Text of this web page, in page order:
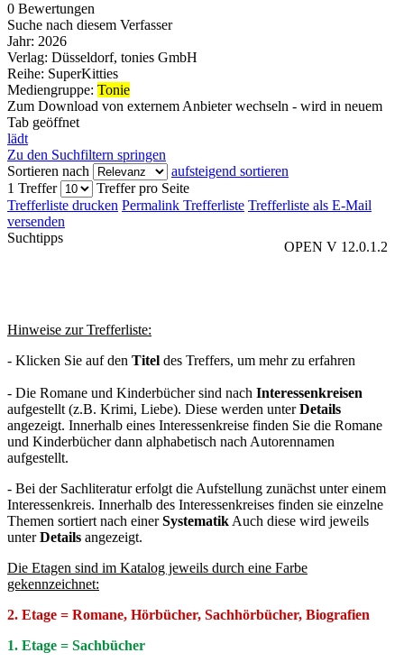
0 Bewertungen
Suche nach diesem Verfasser
Jahr: 2026
Verlag: Düsseldorf, tonies GmbH
Reihe: SuperKitties
Mediengruppe: Tonie
Zum Download von externem Anbieter wechseln - wird in neuem
Tab geöffnet
lädt
Zu den Suchfiltern springen
Sortieren nach
aufsteigend sortieren
1 Treffer
Treffer pro Seite
Trefferliste drucken Permalink Trefferliste Trefferliste als E-Mail
versenden
OPEN V 12.0.1.2
Suchtipps
Hinweise zur Trefferliste:
- Klicken Sie auf den Titel des Treffers, um mehr zu erfahren
- Die Romane und Kinderbücher sind nach Interessenkreisen
aufgestellt (z.B. Krimi, Liebe). Diese werden unterDetails
angezeigt. Innerhalb eines Interessenkreise finden Sie die Romane
und Kinderbücher dann alphabetisch nach Autorennamen
aufgestellt.
- Bei der Sachliteratur erfolgt die Aufstellung zunächst unter einem
Interessenkreis. Innerhalb des Interessenkreises finden sie einzelne
Themen sortiert nach einerSystematik Auch diese wird jeweils
unterDetails angezeigt.
Die Etagen sind im Katalog jeweils durch eine Farbe
gekennzeichnet:
2. Etage = Romane, Hörbücher, Sachhörbücher, Biografien
1. Etage = Sachbücher